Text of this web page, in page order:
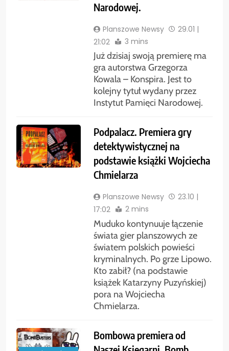
Narodowej.
Planszowe Newsy
29.01 |
21:02
3 mins
Już dzisiaj swoją premierę ma
gra autorstwa Grzegorza
Kowala – Konspira. Jest to
kolejny tytuł wydany przez
Instytut Pamięci Narodowej.
Podpalacz. Premiera gry
detektywistycznej na
podstawie książki Wojciecha
Chmielarza
Planszowe Newsy
23.10 |
17:02
2 mins
Muduko kontynuuje łączenie
świata gier planszowych ze
światem polskich powieści
kryminalnych. Po grze Lipowo.
Kto zabił? (na podstawie
książek Katarzyny Puzyńskiej)
pora na Wojciecha
Chmielarza.
Bombowa premiera od